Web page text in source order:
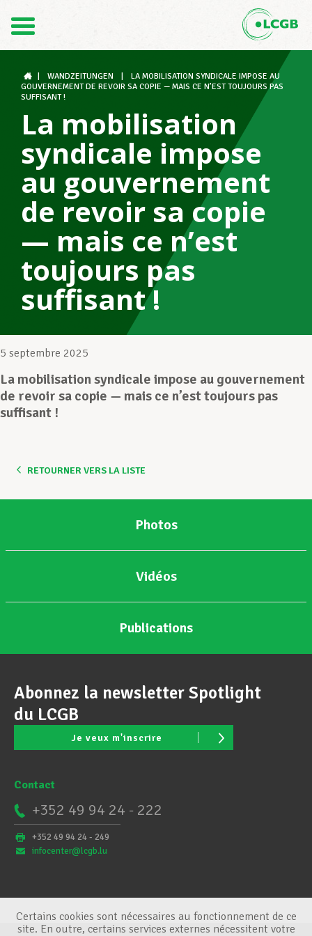
DE
Le LCGB
Structures syndicales
Assistance au Travail
Vos droits
Développement professionnel
WANDZEITUNGEN
LA MOBILISATION SYNDICALE IMPOSE AU
GOUVERNEMENT DE REVOIR SA COPIE — MAIS CE N’EST TOUJOURS PAS
SUFFISANT !
La mobilisation
syndicale impose
au gouvernement
de revoir sa copie
— mais ce n’est
toujours pas
suffisant !
5 septembre 2025
La mobilisation syndicale impose au gouvernement
de revoir sa copie — mais ce n’est toujours pas
suffisant !
RETOURNER VERS LA LISTE
Photos
Vidéos
Publications
Abonnez la newsletter Spotlight
du LCGB
Je veux m'inscrire
Contact
+352 49 94 24 - 222
+352 49 94 24 - 249
infocenter@lcgb.lu
Certains cookies sont nécessaires au fonctionnement de ce
site. En outre, certains services externes nécessitent votre